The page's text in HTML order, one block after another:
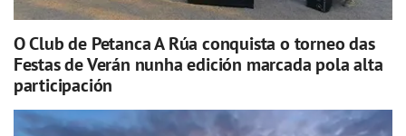
O Club de Petanca A Rúa conquista o torneo das
Festas de Verán nunha edición marcada pola alta
participación